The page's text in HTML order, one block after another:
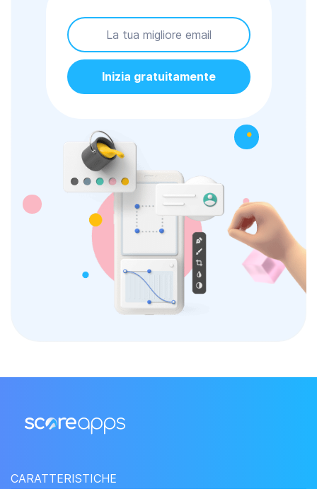
Inizia gratuitamente
CARATTERISTICHE